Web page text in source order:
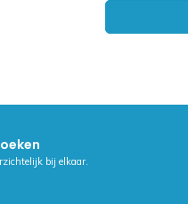
Bestuurder
van de
bij elkaar.